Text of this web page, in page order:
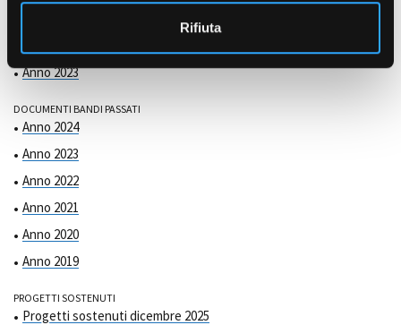
Rifiuta
Anno 2023
DOCUMENTI BANDI PASSATI
Anno 2024
Anno 2023
Anno 2022
Anno 2021
Anno 2020
Anno 2019
PROGETTI SOSTENUTI
Progetti sostenuti dicembre 2025